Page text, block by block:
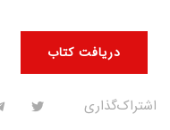
دریافت کتاب
اشتراک‌گذاری